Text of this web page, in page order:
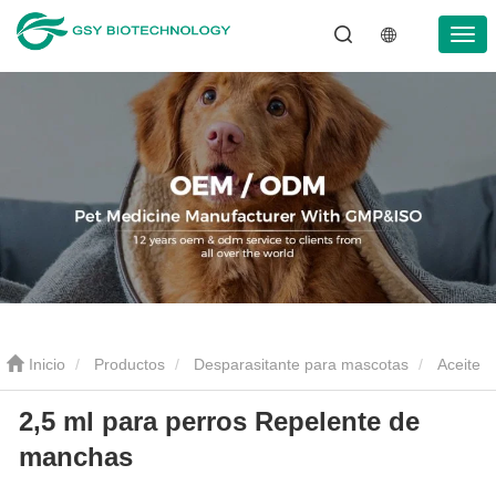
Inicio Productos Desparasitante para mascotas Aceite
antiparasitario para mascotas 2,5 ml para perros Repelente de
manchas
2,5 ml para perros Repelente de
manchas